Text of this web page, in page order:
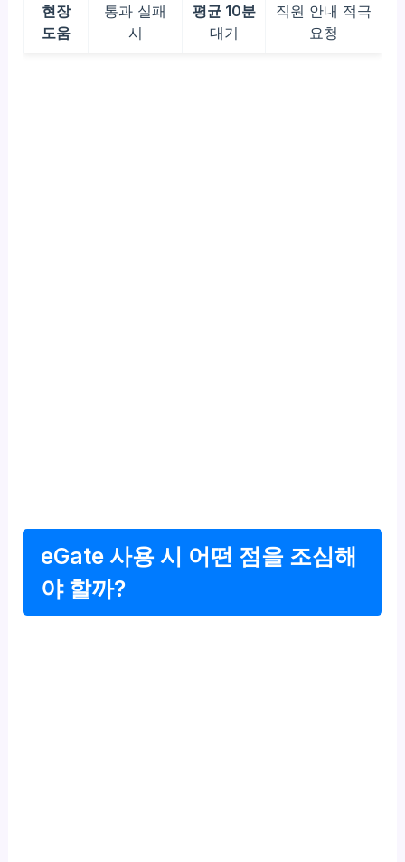
현장
도움
통과 실패
시
평균 10분
대기
직원 안내 적극
요청
eGate 사용 시 어떤 점을 조심해
야 할까?